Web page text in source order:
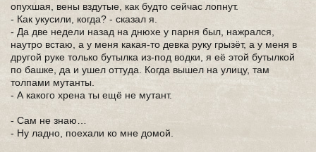
опухшая, вены вздутые, как будто сейчас лопнут.
- Как укусили, когда? - сказал я.
- Да две недели назад на днюхе у парня был, нажрался,
наутро встаю, а у меня какая-то девка руку грызёт, а у меня в
другой руке только бутылка из-под водки, я её этой бутылкой
по башке, да и ушел оттуда. Когда вышел на улицу, там
толпами мутанты.
- А какого хрена ты ещё не мутант.
- Сам не знаю…
- Ну ладно, поехали ко мне домой.